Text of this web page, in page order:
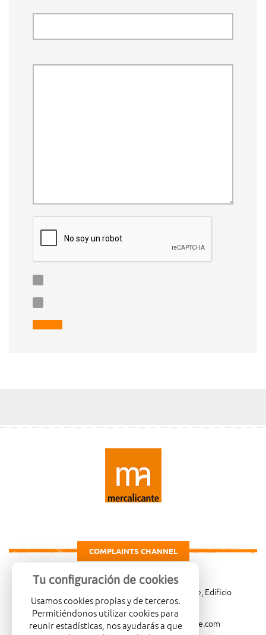
COMPLAINTS CHANNEL
Carretera de Madrid Km. 4, 03007 Alicante, Edificio
Administrativo, planta 3ª
966081001
merca@mercalicante.com
Tu configuración de cookies
Usamos cookies propias y de terceros.
Permitiéndonos utilizar cookies para
reunir estadísticas, nos ayudarás a que